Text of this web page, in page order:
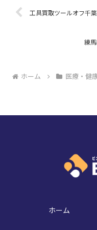
工具買取ツールオフ千
練
ホーム 医療・健
ホーム